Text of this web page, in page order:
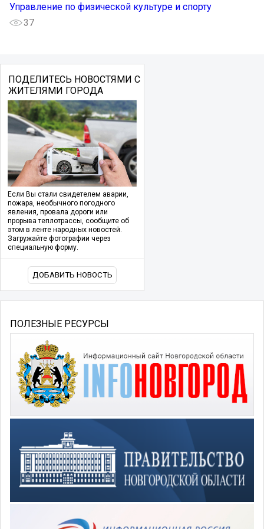
Управление по физической культуре и спорту
37
ПОДЕЛИТЕСЬ НОВОСТЯМИ С
ЖИТЕЛЯМИ ГОРОДА
Если Вы стали свидетелем аварии,
пожара, необычного погодного
явления, провала дороги или
прорыва теплотрассы, сообщите об
этом в ленте народных новостей.
Загружайте фотографии через
специальную форму.
ДОБАВИТЬ НОВОСТЬ
ПОЛЕЗНЫЕ РЕСУРСЫ